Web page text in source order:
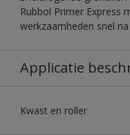
Rubbol Primer Express
werkzaamheden snel
Applicatie
Kwast en roller